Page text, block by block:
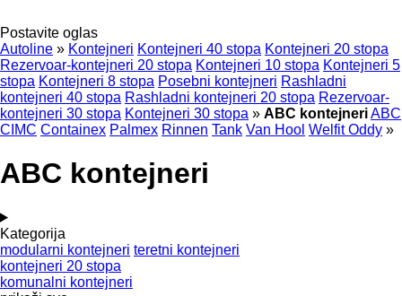
Postavite oglas
Autoline » Kontejneri Kontejneri 40 stopa Kontejneri 20 stopa
Rezervoar-kontejneri 20 stopa Kontejneri 10 stopa Kontejneri 5
stopa Kontejneri 8 stopa Posebni kontejneri Rashladni
kontejneri 40 stopa Rashladni kontejneri 20 stopa Rezervoar-
kontejneri 30 stopa Kontejneri 30 stopa » ABC kontejneriABC
CIMC Containex Palmex Rinnen Tank Van Hool Welfit Oddy »
ABC kontejneri
Kategorija
modularni kontejneri teretni kontejneri
kontejneri 20 stopa
komunalni kontejneri